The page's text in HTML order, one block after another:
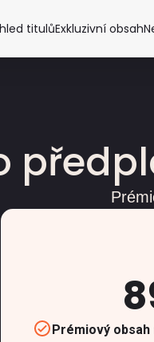
titulůExkluzivní obsah
Prémiový obsah